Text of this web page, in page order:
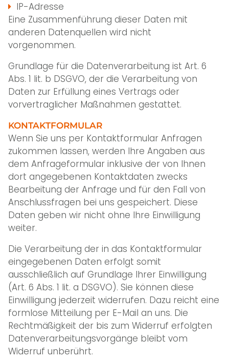
IP-Adresse
Eine Zusammenführung dieser Daten mit
anderen Datenquellen wird nicht
vorgenommen.
Grundlage für die Datenverarbeitung ist Art. 6
Abs. 1 lit. b DSGVO, der die Verarbeitung von
Daten zur Erfüllung eines Vertrags oder
vorvertraglicher Maßnahmen gestattet.
KONTAKTFORMULAR
Wenn Sie uns per Kontaktformular Anfragen
zukommen lassen, werden Ihre Angaben aus
dem Anfrageformular inklusive der von Ihnen
dort angegebenen Kontaktdaten zwecks
Bearbeitung der Anfrage und für den Fall von
Anschlussfragen bei uns gespeichert. Diese
Daten geben wir nicht ohne Ihre Einwilligung
weiter.
Die Verarbeitung der in das Kontaktformular
eingegebenen Daten erfolgt somit
ausschließlich auf Grundlage Ihrer Einwilligung
(Art. 6 Abs. 1 lit. a DSGVO). Sie können diese
Einwilligung jederzeit widerrufen. Dazu reicht eine
formlose Mitteilung per E-Mail an uns. Die
Rechtmäßigkeit der bis zum Widerruf erfolgten
Datenverarbeitungsvorgänge bleibt vom
Widerruf unberührt.